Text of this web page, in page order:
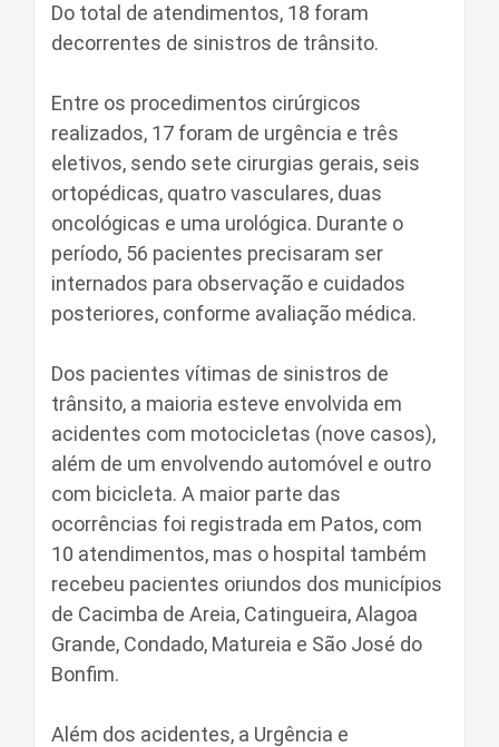
Do total de atendimentos, 18 foram
decorrentes de sinistros de trânsito.
Entre os procedimentos cirúrgicos
realizados, 17 foram de urgência e três
eletivos, sendo sete cirurgias gerais, seis
ortopédicas, quatro vasculares, duas
oncológicas e uma urológica. Durante o
período, 56 pacientes precisaram ser
internados para observação e cuidados
posteriores, conforme avaliação médica.
Dos pacientes vítimas de sinistros de
trânsito, a maioria esteve envolvida em
acidentes com motocicletas (nove casos),
além de um envolvendo automóvel e outro
com bicicleta. A maior parte das
ocorrências foi registrada em Patos, com
10 atendimentos, mas o hospital também
recebeu pacientes oriundos dos municípios
de Cacimba de Areia, Catingueira, Alagoa
Grande, Condado, Matureia e São José do
Bonfim.
Além dos acidentes, a Urgência e